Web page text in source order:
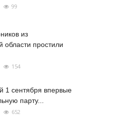
99
из
области простили
154
1 сентября впервые
парту...
652